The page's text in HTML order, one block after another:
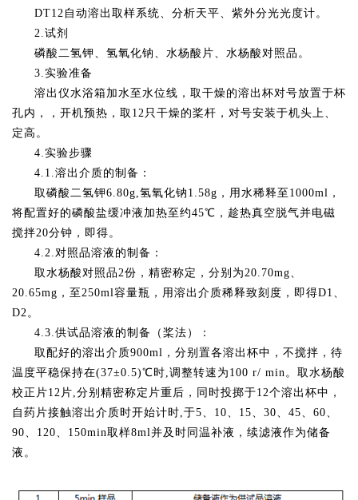
DT12自动溶出取样系统、分析天平、紫外分光光度计。
2.试剂
磷酸二氢钾、氢氧化钠、水杨酸片、水杨酸对照品。
3.实验准备
溶出仪水浴箱加水至水位线，取干燥的溶出杯对号放置于杯
孔内，，开机预热，取12只干燥的桨杆，对号安装于机头上、
定高。
4.实验步骤
4.1.溶出介质的制备：
取磷酸二氢钾6.80g,氢氧化钠1.58g，用水稀释至1000ml，
将配置好的磷酸盐缓冲液加热至约45℃，趁热真空脱气并电磁
搅拌20分钟，即得。
4.2.对照品溶液的制备：
取水杨酸对照品2份，精密称定，分别为20.70mg、
20.65mg，至250ml容量瓶，用溶出介质稀释致刻度，即得D1、
D2。
4.3.供试品溶液的制备（桨法）：
取配好的溶出介质900ml，分别置各溶出杯中，不搅拌，待
温度平稳保持在(37±0.5)℃时,调整转速为100 r/ min。取水杨酸
校正片12片,分别精密称定片重后，同时投掷于12个溶出杯中，
自药片接触溶出介质时开始计时,于5、10、15、30、45、60、
90、120、150min取样8ml并及时同温补液，续滤液作为储备
液。